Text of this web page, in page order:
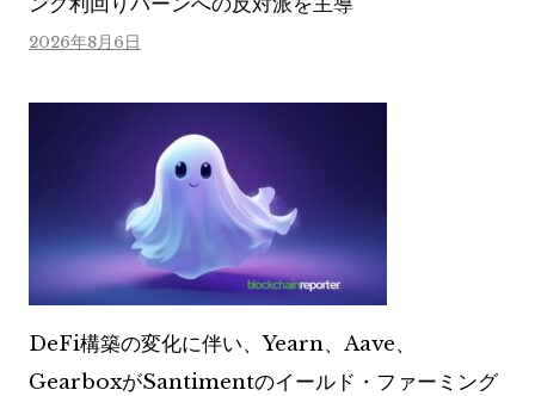
2026年8月6日
DeFi構築の変化に伴い、Yearn、Aave、
GearboxがSantimentのイールド・ファーミング